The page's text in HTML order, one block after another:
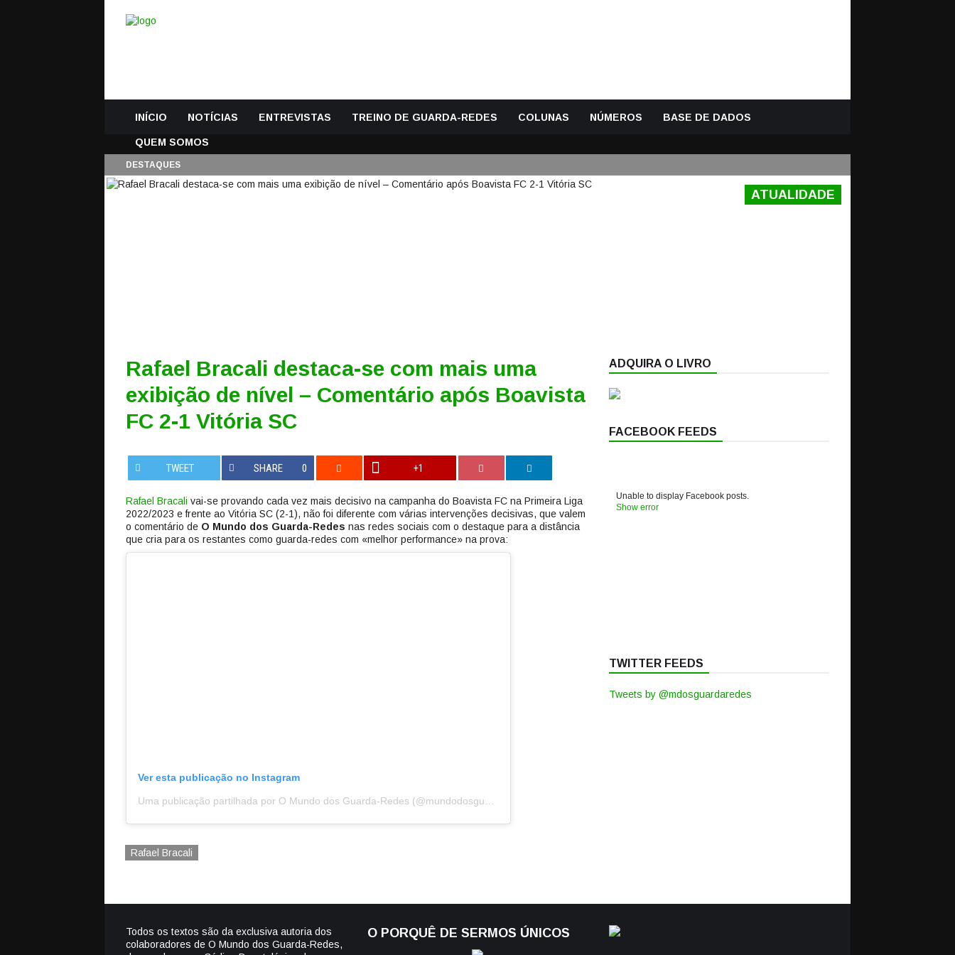
INÍCIO NOTÍCIAS ENTREVISTAS TREINO DE GUARDA-REDES COLUNAS NÚMEROS BASE DE DADOS
QUEM SOMOS
DESTAQUES
ATUALIDADE
Rafael Bracali destaca-se com mais uma
exibição de nível – Comentário após Boavista
FC 2-1 Vitória SC
TWEET SHARE 0 +1
Rafael Bracali vai-se provando cada vez mais decisivo na campanha do Boavista FC na Primeira Liga
2022/2023 e frente ao Vitória SC (2-1), não foi diferente com várias intervenções decisivas, que valem
o comentário de O Mundo dos Guarda-Redes nas redes sociais com o destaque para a distância
que cria para os restantes como guarda-redes com «melhor performance» na prova:
Ver esta publicação no Instagram
Rafael Bracali
ADQUIRA O LIVRO
FACEBOOK FEEDS
Unable to display Facebook posts.
Show error
TWITTER FEEDS
Tweets by @mdosguardaredes
Todos os textos são da exclusiva autoria dos
colaboradores de O Mundo dos Guarda-Redes,
O PORQUÊ DE SERMOS ÚNICOS